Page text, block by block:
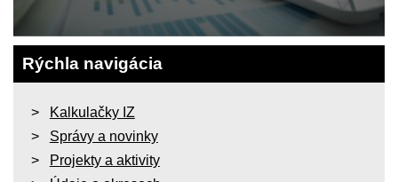
Rýchla navigácia
Kalkulačky IZ
Správy a novinky
Projekty a aktivity